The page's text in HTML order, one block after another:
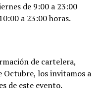
de 9:00 a 23:00
a 23:00 horas.
de cartelera,
Octubre, los invitamos a
de este evento.